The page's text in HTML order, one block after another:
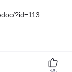
?id=113